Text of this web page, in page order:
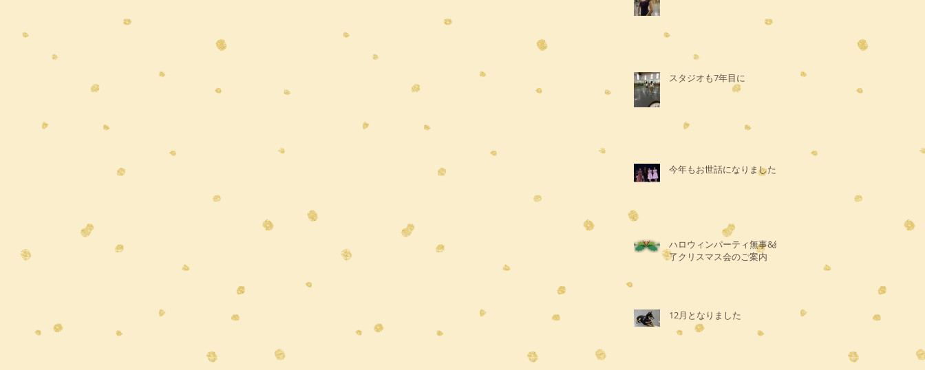
スタジオも7年目に
今年もお世話になりました
ハロウィンパーティ無事&終
了クリスマス会のご案内
12月となりました